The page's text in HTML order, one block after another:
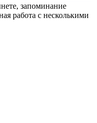
запоминание
работа с несколькими